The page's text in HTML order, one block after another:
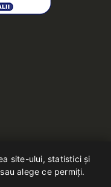
rezervate
site-ului, statistici și
alege ce permiți.